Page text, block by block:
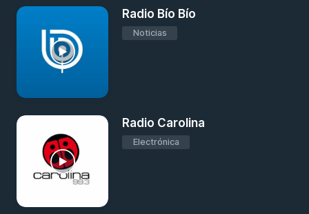
Radio Bío Bío
Noticias
Radio Carolina
Electrónica